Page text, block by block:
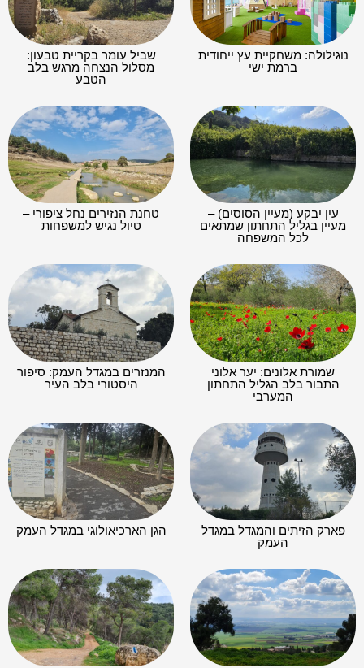
נוגילולה: משחקיית עץ ייחודית
ברמת ישי
שביל עומר בקריית טבעון:
מסלול הנצחה מרגש בלב
הטבע
עין יבקע (מעיין הסוסים) –
מעיין בגליל התחתון שמתאים
לכל המשפחה
טחנת הנזירים נחל ציפורי –
טיול נגיש למשפחות
שמורת אלונים: יער אלוני
התבור בלב הגליל התחתון
המערבי
המנזרים במגדל העמק: סיפור
היסטורי בלב העיר
פארק הזיתים והמגדל במגדל
העמק
הגן הארכיאולוגי במגדל העמק